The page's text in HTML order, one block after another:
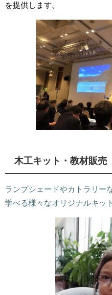
を提供します。
木工キット・教材販売
ランプシェードやカトラリー
学べる様々なオリジナルキッ